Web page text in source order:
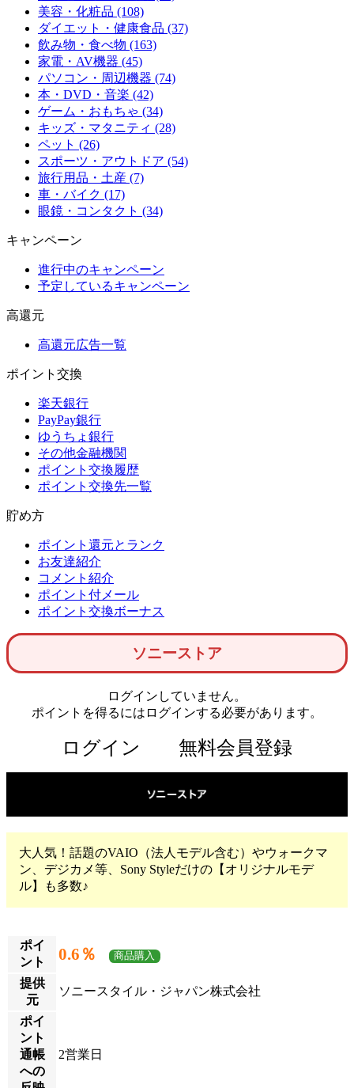
美容・化粧品 (108)
ダイエット・健康食品 (37)
飲み物・食べ物 (163)
家電・AV機器 (45)
パソコン・周辺機器 (74)
本・DVD・音楽 (42)
ゲーム・おもちゃ (34)
キッズ・マタニティ (28)
ペット (26)
スポーツ・アウトドア (54)
旅行用品・土産 (7)
車・バイク (17)
眼鏡・コンタクト (34)
キャンペーン
進行中のキャンペーン
予定しているキャンペーン
高還元
高還元広告一覧
ポイント交換
楽天銀行
PayPay銀行
ゆうちょ銀行
その他金融機関
ポイント交換履歴
ポイント交換先一覧
貯め方
ポイント還元とランク
お友達紹介
コメント紹介
ポイント付メール
ポイント交換ボーナス
ソニーストア
ログインしていません。
ポイントを得るにはログインする必要があります。
ログイン 無料会員登録
大人気！話題のVAIO（法人モデル含む）やウォークマ
ン、デジカメ等、Sony Styleだけの【オリジナルモデ
ル】も多数♪
ポイ
ント
0.6％ 商品購入
提供
元
ソニースタイル・ジャパン株式会社
ポイ
ント
通帳
への
2営業日